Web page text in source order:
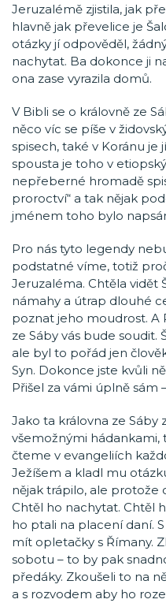
Jeruzalémě zjistila, jak
hlavně jak převelice je
otázky jí odpověděl,
nachytat. Ba dokonce ji
ona zase vyrazila domů.
V Bibli se o královně ze
něco víc se píše v
spisech, také v Koránu je
spousta je toho v
nepřeberné hromadě
proroctví“ a tak nějak
jménem toho bylo
Pro nás tyto legendy
podstatné víme, totiž
Jeruzaléma. Chtěla vidět
námahy a útrap dlouhé
poznat jeho moudrost. A
ze Sáby vás bude soudit.
ale byl to pořád jen
Syn. Dokonce jste kvůli
Přišel za vámi úplně sám
Jako ta královna ze Sáby
všemožnými hádankami,
čteme v evangeliích
Ježíšem a kladl mu
nějak trápilo, ale protože
Chtěl ho nachytat. Chtěl
ho ptali na placení daní.
mít opletačky s Římany.
sobotu – to by pak
předáky. Zkoušeli to na
a s rozvodem aby ho